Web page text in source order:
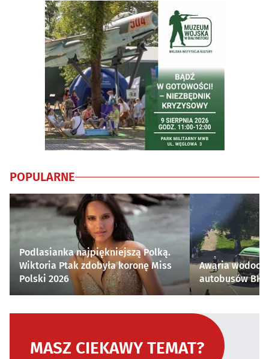
POPULARNE
Podlasianka najpiękniejszą Polką.
Wiktoria Ptak zdobyła koronę Miss
Polski 2026
Awaria
autobusów
MASZ CIEKAWY TEMAT?